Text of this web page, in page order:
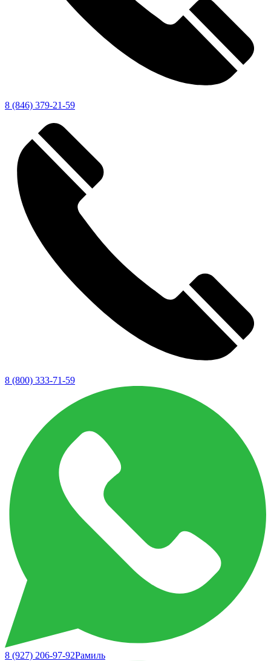
8 (846) 379-21-59
8 (800) 333-71-59
8 (927) 206-97-92Рамиль